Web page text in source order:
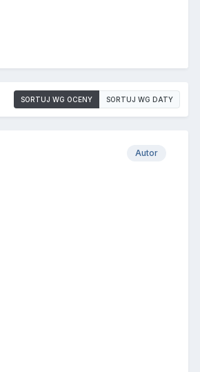
SORTUJ WG OCENY SORTUJ WG DATY
Autor